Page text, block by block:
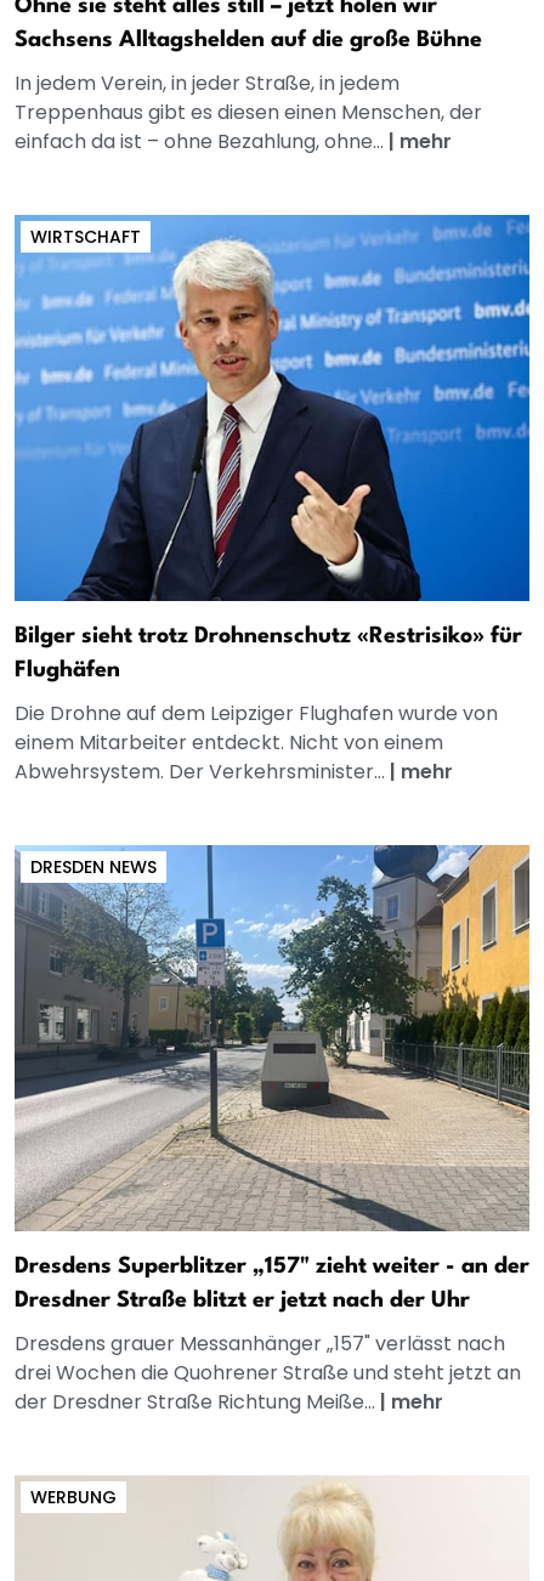
Ohne sie steht alles still – jetzt holen wir
Sachsens Alltagshelden auf die große Bühne
In jedem Verein, in jeder Straße, in jedem
Treppenhaus gibt es diesen einen Menschen, der
einfach da ist – ohne Bezahlung, ohne... | mehr
WIRTSCHAFT
Bilger sieht trotz Drohnenschutz «Restrisiko» für
Flughäfen
Die Drohne auf dem Leipziger Flughafen wurde von
einem Mitarbeiter entdeckt. Nicht von einem
Abwehrsystem. Der Verkehrsminister... | mehr
DRESDEN NEWS
Dresdens Superblitzer „157" zieht weiter - an der
Dresdner Straße blitzt er jetzt nach der Uhr
Dresdens grauer Messanhänger „157" verlässt nach
drei Wochen die Quohrener Straße und steht jetzt an
der Dresdner Straße Richtung Meiße... | mehr
WERBUNG